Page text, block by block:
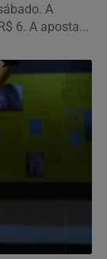
A
6. A aposta...